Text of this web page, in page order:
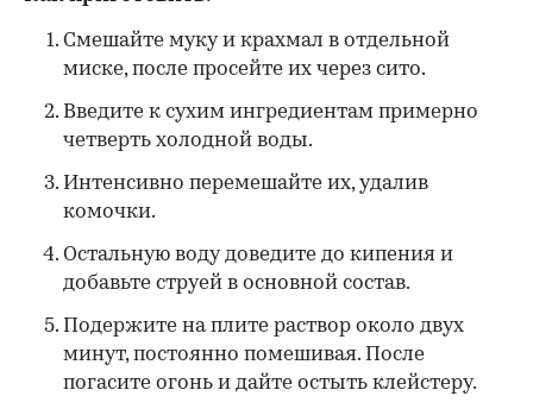
Смешайте муку и крахмал в отдельной
миске, после просейте их через сито.
Введите к сухим ингредиентам примерно
четверть холодной воды.
Интенсивно перемешайте их, удалив
комочки.
Остальную воду доведите до кипения и
добавьте струей в основной состав.
Подержите на плите раствор около двух
минут, постоянно помешивая. После
погасите огонь и дайте остыть клейстеру.